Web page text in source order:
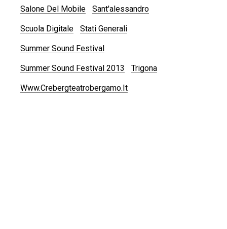
Salone Del Mobile Sant'alessandro
Scuola Digitale Stati Generali
Summer Sound Festival
Summer Sound Festival 2013 Trigona
Www.crebergteatrobergamo.it